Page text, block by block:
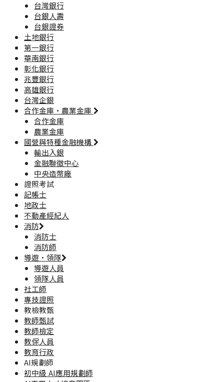
台灣銀行
台銀人壽
台銀證券
土地銀行
第一銀行
華南銀行
彰化銀行
兆豐銀行
高雄銀行
台灣企銀
合作金庫·農業金庫
合作金庫
農業金庫
國營與特種金融機構
輸出入銀
金融聯徵中心
中央造幣廠
證照考試
記帳士
地政士
不動產經紀人
消防
消防士
消防師
導遊·領隊
導遊人員
領隊人員
社工師
專技證照
教檢教甄
教師甄試
教師檢定
教保人員
教育行政
AI規劃師
初中級 AI應用規劃師